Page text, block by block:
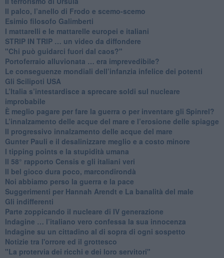
​Il palco, l’anello di Frodo e scemo-scemo
Esimio filosofo Galimberti
​I mattarelli e le mattarelle europei e italiani
​STRIP IN TRIP … un video da diffondere
"Chi può guidarci fuori dal caos?"
​Portoferraio alluvionata … era imprevedibile?
Le conseguenze mondiali dell’infanzia infelice dei potenti
​Gli Scilipoti USA
L’Italia s’intestardisce a sprecare soldi sul nucleare
improbabile
È meglio pagare per fare la guerra o per inventare gli Spinrel?
​L’innalzamento delle acque del mare e l’erosione delle spiagge
​Il progressivo innalzamento delle acque del mare
​Gunter Pauli e il desalinizzare meglio e a costo minore
I tipping points e la stupidità umana
​Il 58° rapporto Censis e gli italiani veri
​Il bel gioco dura poco, marcondirondà
Noi abbiamo perso la guerra e la pace
Suggerimenti per Hannah Arendt e La banalità del male
​Gli indifferenti
Parte zoppicando il nucleare di IV generazione
​Indagine … l’italiano vero confessa la sua innocenza
Indagine su un cittadino al di sopra di ogni sospetto
Notizie tra l'orrore ed il grottesco
"La protervia dei ricchi e dei loro servitori"